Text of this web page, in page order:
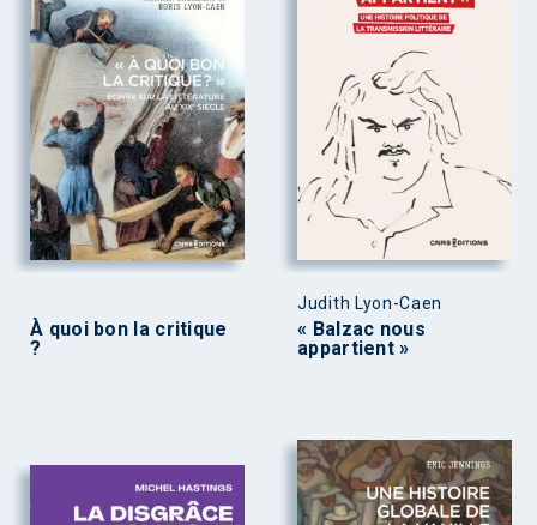
À quoi bon la critique
?
Judith Lyon-Caen
« Balzac nous
appartient »